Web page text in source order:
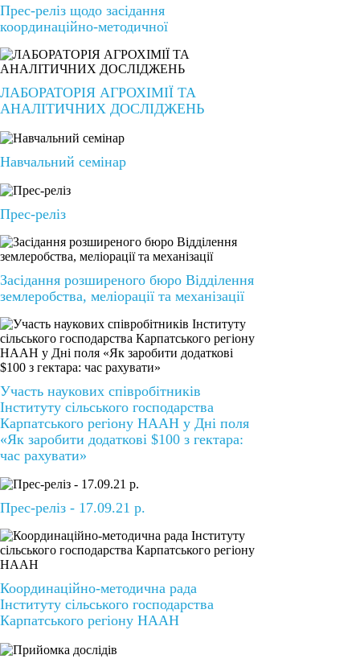
Прес-реліз щодо засідання
координаційно-методичної
ЛАБОРАТОРІЯ АГРОХІМІЇ ТА
АНАЛІТИЧНИХ ДОСЛІДЖЕНЬ
Навчальний семінар
Прес-реліз
Засідання розширеного бюро Відділення
землеробства, меліорації та механізації
Участь наукових співробітників
Інституту сільського господарства
Карпатського регіону НААН у Дні поля
«Як заробити додаткові $100 з гектара:
час рахувати»
Прес-реліз - 17.09.21 р.
Координаційно-методична рада
Інституту сільського господарства
Карпатського регіону НААН